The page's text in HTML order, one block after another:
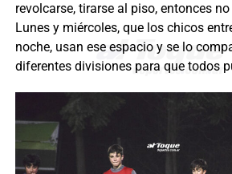
revolcarse, tirarse al piso, entonces
Lunes y miércoles, que los chicos
noche, usan ese espacio y se lo
diferentes divisiones para que todos